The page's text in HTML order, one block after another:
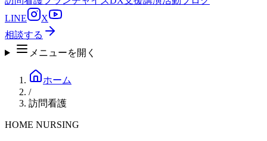
LINE
X
相談する
メニューを開く
ホーム
/
訪問看護
HOME NURSING